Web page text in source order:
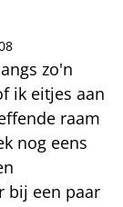
zo'n
ik eitjes aan
raam
nog eens
bij een paar